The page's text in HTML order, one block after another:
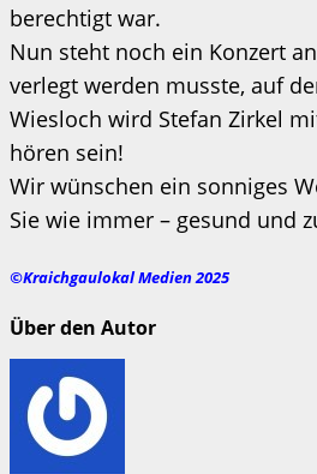
berechtigt war.
Nun steht noch ein Konzert
verlegt werden musste, auf
Wiesloch wird Stefan Zirkel
hören sein!
Wir wünschen ein sonniges
Sie wie immer – gesund und
©Kraichgaulokal Medien 2025
Über den Autor